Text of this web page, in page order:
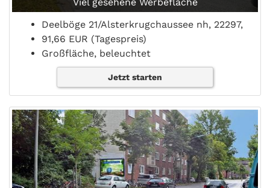
Deelböge 21/Alsterkrugchaussee nh, 22297,
91,66 EUR (Tagespreis)
Großfläche, beleuchtet
Jetzt starten